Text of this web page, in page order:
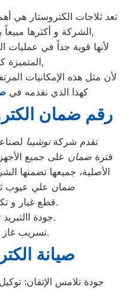
تعد ثلاجات الكتروستار هي
الشركة و أكثرها مبيعاً بين بقية المنتجات الأخرى,
لأنها قوية جداً في عمليات
المتميزة كتقنية الانفلتر,
لأن مثل هذه الإمكانيات
كهذا الذي نقدمه في
رقم ضمان
تقدم شركةتوشيبا
فترةضمان على جميع
الأصلية، جميعها تضمنها
ضمان علي عيوب
قطع غيار و تكلفة صيانة عالية.
جودة االتبريد تقل في الصيف.
تسريب غاز الفريون أحيانا.
صيانة